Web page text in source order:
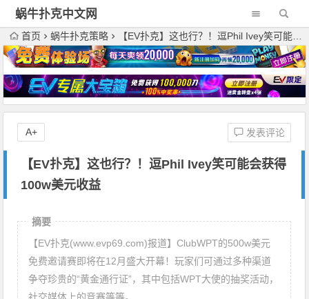
蜗牛扑克中文网
首页 蜗牛扑克策略 【EV扑克】这也行？！逗Phil Ivey笑可能会获得100w美元收益
【EV扑克】这也行？！逗Phil Ivey笑可能会获得
100w美元收益
发表评论
A+
摘要
【EV扑克(www.evp69.com)报道】ClubWPT的500w美元
免费邀请赛即将在12月盛大开幕！玩家们可通过多种渠道
争夺珍贵的“黄金通行证”，其中包括WPT大使的抽奖活动，
社交媒体上的竞赛等等。